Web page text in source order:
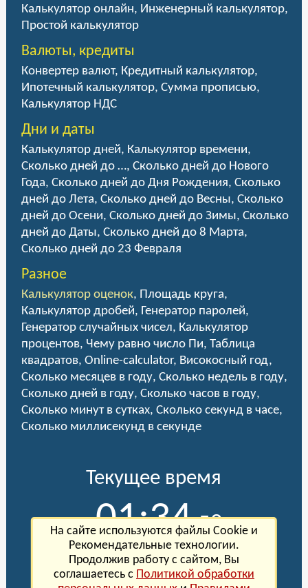
Калькулятор онлайн, Инженерный калькулятор,
Простой калькулятор
Валюты, кредиты
Конвертер валют, Кредитный калькулятор,
Ипотечный калькулятор, Сумма прописью,
Калькулятор НДС
Дни и даты
Калькулятор дней, Калькулятор времени,
Сколько дней до …, Сколько дней до Нового
Года, Сколько дней до Дня Рождения, Сколько
дней до Лета, Сколько дней до Весны, Сколько
дней до Осени, Сколько дней до Зимы, Сколько
дней до Даты, Сколько дней до 8 Марта,
Сколько дней до 23 Февраля
Разное
Калькулятор оценок, Площадь круга,
Калькулятор дробей, Генератор паролей,
Генератор случайных чисел, Калькулятор
процентов, Чему равно число Пи, Таблица
квадратов, Online-calculator, Високосный год,
Сколько месяцев в году, Сколько недель в году,
Сколько дней в году, Сколько часов в году,
Сколько минут в сутках, Сколько секунд в часе,
Сколько миллисекунд в секунде
Текущее время
01:34:58
Сегодня Суббота, 8 августа 2026 года
( настроить)
На сайте используются файлы Cookie и
Рекомендательные технологии.
Продолжив работу с сайтом, Вы
соглашаетесь с Политикой обработки